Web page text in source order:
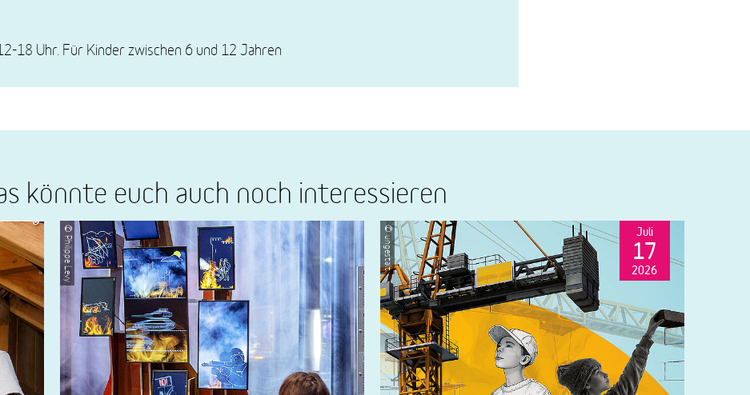
18 Uhr. Für Kinder zwischen 6 und 12 Jahren
könnte euch auch noch interessieren
© Philippe Levy © ungestalt Juli
17
2026